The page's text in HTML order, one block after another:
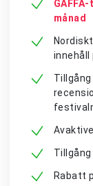
månad
innehåll
Tillgång
Rabatt